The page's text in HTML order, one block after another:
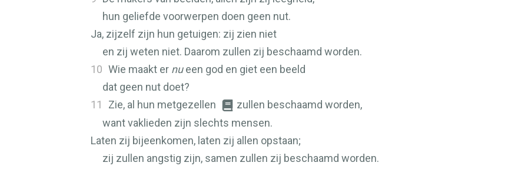
hun geliefde voorwerpen doen geen nut.
Ja, zijzelf zijn hun getuigen: zij zien niet
en zij weten niet. Daarom zullen zij beschaamd worden.
10 Wie maakt er nueen god en giet een beeld
dat geen nut doet?
11
Zie, al hun metgezellen
zullen beschaamd worden,
want vaklieden zijn slechts mensen.
Laten zij bijeenkomen, laten zij allen opstaan;
zij zullen angstig zijn, samen zullen zij beschaamd worden.